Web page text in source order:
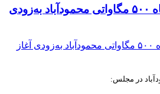
فاز نخست نیروگاه ۵۰۰ مگاواتی محمودآباد به‌زودی
در مجلس: